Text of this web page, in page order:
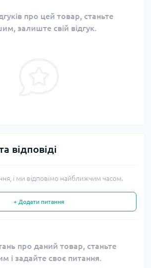
про цей товар, станьте
залиште свій відгук.
відповіді
і ми відповімо найближчим часом.
+ Додати питання
про даний товар, станьте
і задайте своє питання.